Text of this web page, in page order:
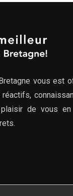
vous est
de vous